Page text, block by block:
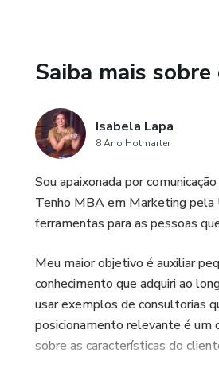
Saiba mais
Isabela Lapa
8 Ano Hotmarter
Sou apaixonada por
Tenho MBA em Marketing pela
ferramentas para as pessoas
Meu maior objetivo é auxiliar
conhecimento que adquiri ao
usar exemplos de consultorias
posicionamento relevante é um
sobre as características do